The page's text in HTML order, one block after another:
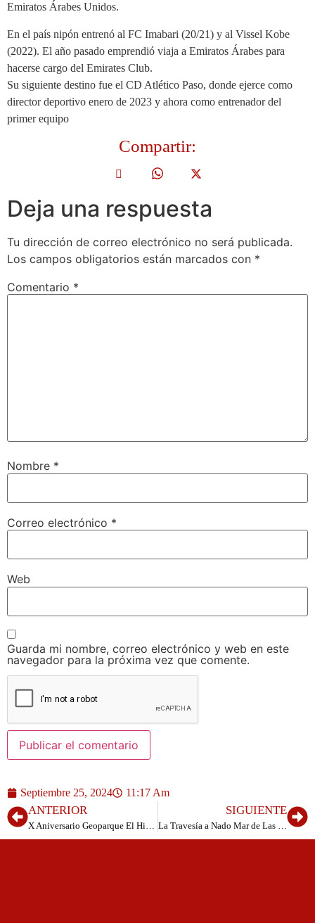
Emiratos Árabes Unidos.
En el país nipón entrenó al FC Imabari (20/21) y al Vissel Kobe
(2022). El año pasado emprendió viaja a Emiratos Árabes para
hacerse cargo del Emirates Club.
Su siguiente destino fue el CD Atlético Paso, donde ejerce como
director deportivo enero de 2023 y ahora como entrenador del
primer equipo
Compartir:
Deja una respuesta
Tu dirección de correo electrónico no será publicada.
Los campos obligatorios están marcados con *
Comentario *
Nombre *
Correo electrónico *
Web
Guarda mi nombre, correo electrónico y web en este
navegador para la próxima vez que comente.
Septiembre 25, 2024 11:17 Am
ANTERIOR SIGUIENTE